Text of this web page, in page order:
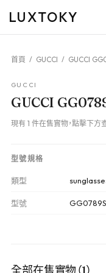
LUXTOKY
首頁 / GUCCI / GUCCI
GUCCI
GUCCI
現有 1 件在售實物，點擊下方
型號規格
類型
型號 GG0789S